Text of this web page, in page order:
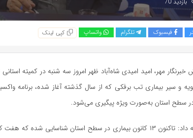
بازدید 70
فیسبوک تلگرام واتساپ کپی لینک
خبرنگار مهر، امید امیدی شاه‌آباد ظهر امروز سه شنبه در کمیته
و سیر بیماری تب برفکی که از سال گذشته آغاز شده، برنامه
سطح استان به‌صورت ویژه پیگیری می‌شود.
وی ادامه داد: تاکنون ۱۳ کانون بیماری در سطح استان شناسایی